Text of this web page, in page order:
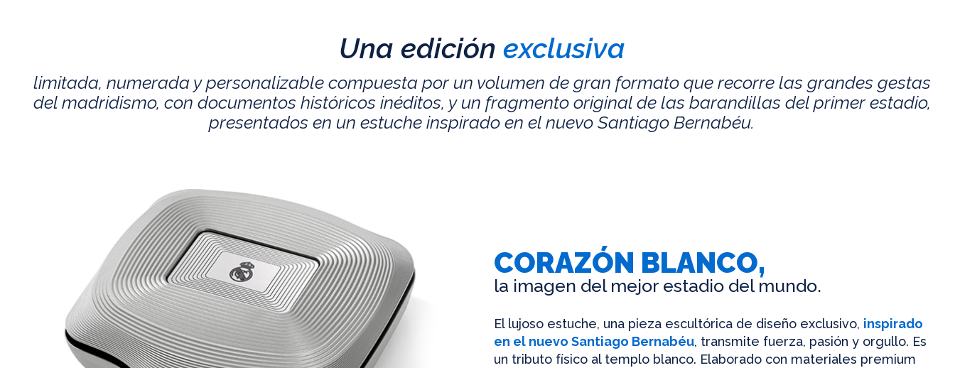
Una edición exclusiva
limitada, numerada y personalizable compuesta por un volumen de gran formato que recorre las grandes gestas
del madridismo, con documentos históricos inéditos, y un fragmento original de las barandillas del primer estadio,
presentados en un estuche inspirado en el nuevo Santiago Bernabéu.
CORAZÓN BLANCO,
la imagen del mejor estadio del mundo.
El lujoso estuche, una pieza escultórica de diseño exclusivo, inspirado
en el nuevo Santiago Bernabéu, transmite fuerza, pasión y orgullo. Es
un tributo físico al templo blanco. Elaborado con materiales premium